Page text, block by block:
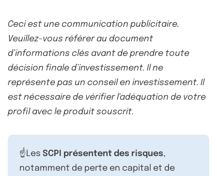
Ceci est une communication publicitaire.
Veuillez-vous référer au document
d’informations clés avant de prendre toute
décision finale d’investissement. Il ne
représente pas un conseil en investissement. Il
est nécessaire de vérifier l'adéquation de votre
profil avec le produit souscrit.
☝️Les SCPI présentent des risques,
notamment de perte en capital et de